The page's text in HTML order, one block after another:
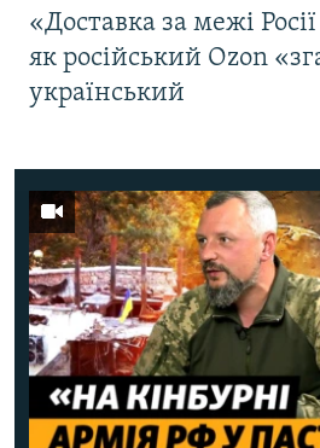
«Доставка за межі
як російський Ozon
український